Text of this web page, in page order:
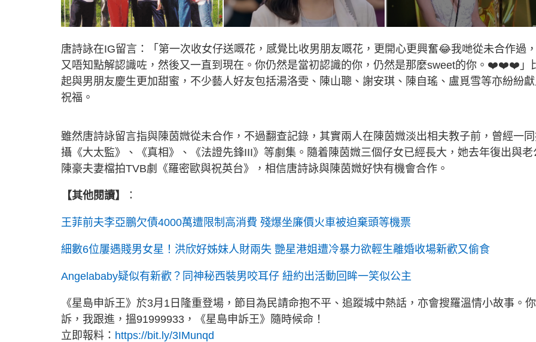
唐詩詠在IG留言：「第一次收女仔送嘅花，感覺比收男朋友嘅花，更開心更興奮😂我哋從未合作過
又唔知點解認識咗，然後又一直到現在。你仍然是當初認識的你，仍然是那麼sweet的你。❤️❤️❤️」
起與男朋友慶生更加甜蜜，不少藝人好友包括湯洛雯、陳山聰、謝安琪、陳自瑤、盧覓雪等亦紛紛
祝福。
雖然唐詩詠留言指與陳茵媺從未合作，不過翻查記錄，其實兩人在陳茵媺淡出相夫教子前，曾經一
攝《大太監》、《真相》、《法證先鋒III》等劇集。隨着陳茵媺三個仔女已經長大，她去年復出與老
陳豪夫妻檔拍TVB劇《羅密歐與祝英台》，相信唐詩詠與陳茵媺好快有機會合作。
【其他閱讀】 ：
王菲前夫李亞鵬欠債4000萬遭限制高消費 殘爆坐廉價火車被迫棄頭等機票
細數6位屢遇賤男女星！洪欣好姊妹人財兩失 艷星港姐遭冷暴力欲輕生離婚收場新歡又偷食
Angelababy疑似有新歡？同神秘西裝男咬耳仔 紐約出活動回眸一笑似公主
《星島申訴王》於3月1日隆重登場，節目為民請命抱不平、追蹤城中熱話，亦會搜羅溫情小故事。
訴，我跟進，搵91999933，《星島申訴王》隨時候命！
立即報料： https://bit.ly/3IMunqd